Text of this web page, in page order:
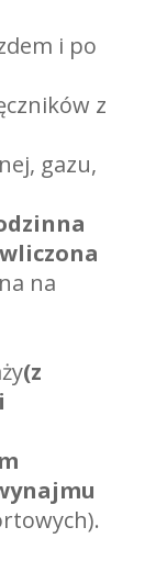
i po
z
gazu,
na
(z